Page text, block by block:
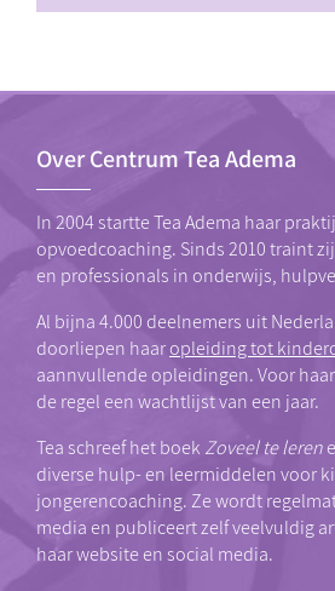
Over Centrum Tea Adema
In 2004 startte Tea Adema haar
opvoedcoaching. Sinds 2010 traint
en professionals in onderwijs,
Al bijna 4.000 deelnemers uit
doorliepen haaropleiding tot
aannvullende opleidingen. Voor
de regel een wachtlijst van een jaar.
Tea schreef het boek Zoveel te leren
diverse hulp- en leermiddelen voor
jongerencoaching. Ze wordt
media en publiceert zelf veelvuldig
haar website en social media.